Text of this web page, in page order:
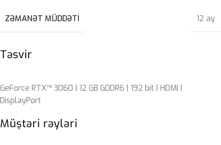
Təsvir
GeForce RTX™ 3060 | 12 GB GDDR6 | 192 bit | HDMI |
DisplayPort
ZƏMANƏT MÜDDƏTI 12 ay
Müştəri rəyləri